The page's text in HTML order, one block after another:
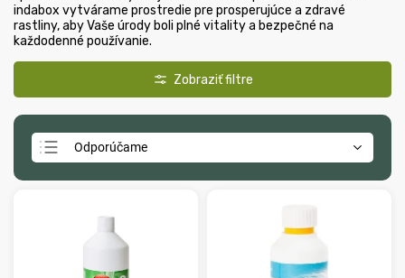
indabox vytvárame prostredie pre prosperujúce a zdravé
rastliny, aby Vaše úrody boli plné vitality a bezpečné na
každodenné používanie.
Odporúčame
Najpredávanejšie